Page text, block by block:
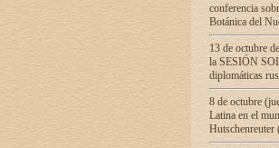
conferencia
Botánica del
13 de octubre
la SESIÓN
diplomáticas
8 de octubre
Latina en el